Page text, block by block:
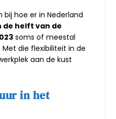
hoe er in Nederland
de helft van de
soms of meestal
Met die flexibiliteit in de
aan de kust
in het